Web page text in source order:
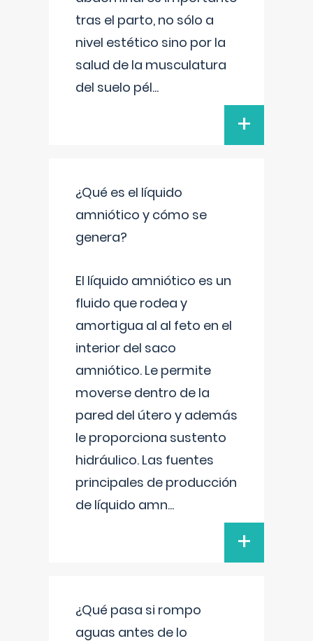
tras el parto, no sólo a
nivel estético sino por la
salud de la musculatura
del suelo pél...
+
¿Qué es el líquido
amniótico y cómo se
genera?
El líquido amniótico es un
fluido que rodea y
amortigua al al feto en el
interior del saco
amniótico. Le permite
moverse dentro de la
pared del útero y además
le proporciona sustento
hidráulico. Las fuentes
principales de producción
de líquido amn...
+
¿Qué pasa si rompo
aguas antes de lo